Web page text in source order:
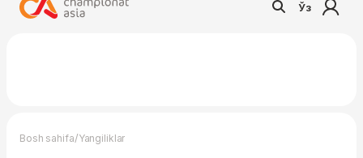
Ўз
Bosh sahifa/Yangiliklar